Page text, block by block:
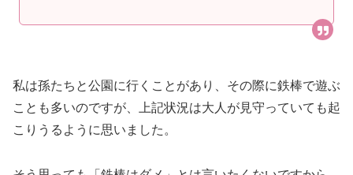
私は孫たちと公園に行くことがあり、その際に鉄棒で遊ぶ
ことも多いのですが、上記状況は大人が見守っていても起
こりうるように思いました。